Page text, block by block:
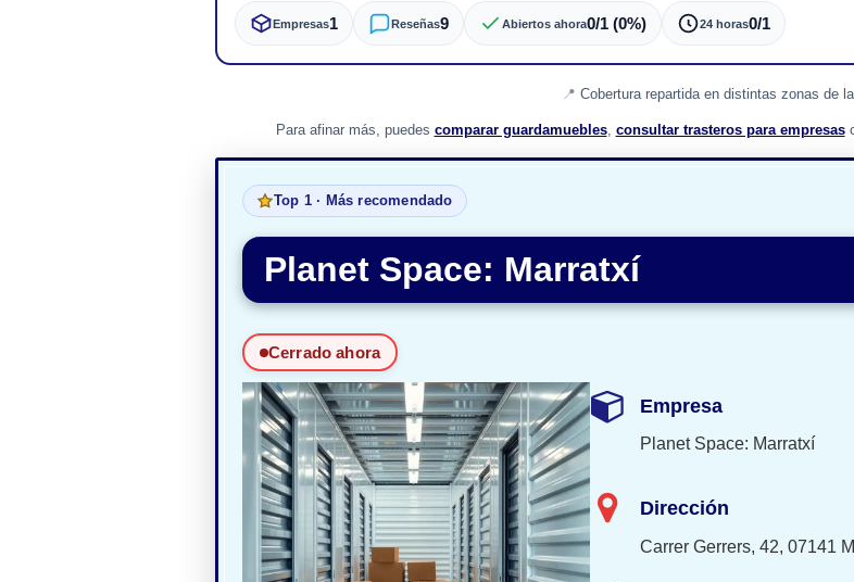
Empresas1 Reseñas9 Abiertos ahora0/1 (0%) 24 horas0/1
Cobertura repartida en distintas zonas de
Para afinar más, puedes comparar guardamuebles, consultar trasteros para empresas
Top 1 · Más recomendado
Planet Space: Marratxí
Cerrado ahora
Empresa
Planet Space: Marratxí
Dirección
Carrer Gerrers, 42, 07141